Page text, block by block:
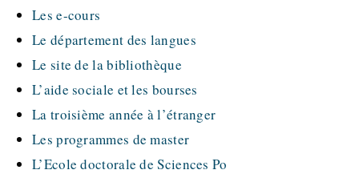
Les e-cours
Le département des langues
Le site de la bibliothèque
L’aide sociale et les bourses
La troisième année à l’étranger
Les programmes de master
L’Ecole doctorale de Sciences Po